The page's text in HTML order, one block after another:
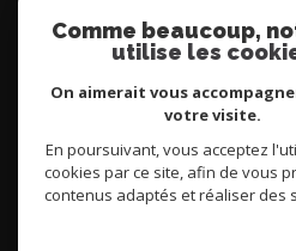
Se
Comme beaucoup,
utilise les
On aimerait vous
votre visite.
En poursuivant, vous acceptez
cookies par ce site, afin de vous
contenus adaptés et réaliser des